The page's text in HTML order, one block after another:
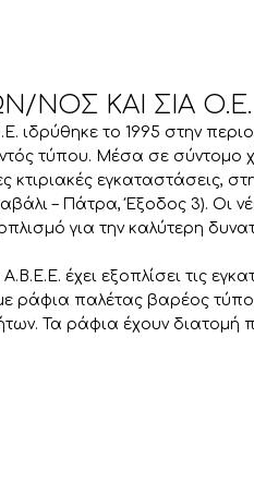
ΝΟΣ ΚΑΙ ΣΙΑ Ο.Ε.
ιδρύθηκε το 1995 στην
τύπου. Μέσα σε σύντομο
κτιριακές εγκαταστάσεις,
– Πάτρα, Έξοδος 3). Οι
για την καλύτερη
έχει εξοπλίσει τις
ράφια παλέτας βαρέος
Τα ράφια έχουν διατομή